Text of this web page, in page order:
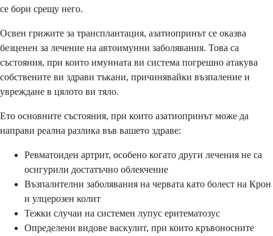
се бори срещу него.
Освен грижите за трансплантация, азатиопринът се оказва
безценен за лечение на автоимунни заболявания. Това са
състояния, при които имунната ви система погрешно атакува
собствените ви здрави тъкани, причинявайки възпаление и
увреждане в цялото ви тяло.
Ето основните състояния, при които азатиопринът може да
направи реална разлика във вашето здраве:
Ревматоиден артрит, особено когато други лечения не са
осигурили достатъчно облекчение
Възпалителни заболявания на червата като болест на Крон
и улцерозен колит
Тежки случаи на системен лупус еритематозус
Определени видове васкулит, при които кръвоносните